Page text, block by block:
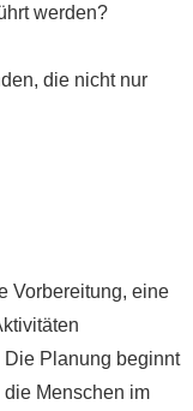
werden?
die nicht nur
Vorbereitung, eine
Die Planung beginnt
Menschen im